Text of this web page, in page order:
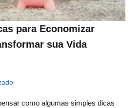
para Economizar
sua Vida
como algumas simples dicas